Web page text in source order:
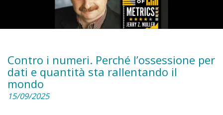
Contro i numeri. Perché l’ossessione per
dati e quantità sta rallentando il
mondo
15/09/2025